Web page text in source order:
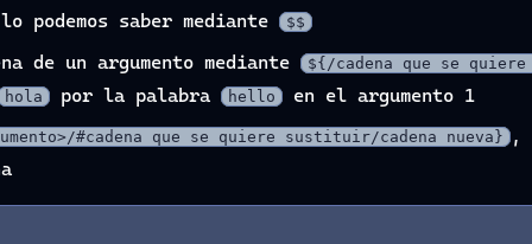
saber mediante $$
de un argumento mediante ${ /cadena que se
hola
por la palabra hello en el argumento 1
#cadena que se quiere sustituir/cadena nueva}
,